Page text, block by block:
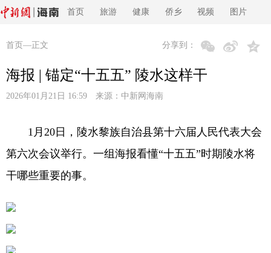
首页 旅游 健康 侨乡 视频 图片
首页 —正文 分享到：
海报 | 锚定“十五五” 陵水这样干
2026年01月21日 16:59 来源： 中新网海南
1月20日，陵水黎族自治县第十六届人民代表大会
第六次会议举行。一组海报看懂“十五五”时期陵水将
干哪些重要的事。